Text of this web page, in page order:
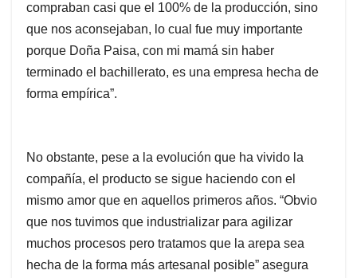
compraban casi que el 100% de la producción, sino
que nos aconsejaban, lo cual fue muy importante
porque Doña Paisa, con mi mamá sin haber
terminado el bachillerato, es una empresa hecha de
forma empírica”.
No obstante, pese a la evolución que ha vivido la
compañía, el producto se sigue haciendo con el
mismo amor que en aquellos primeros años. “Obvio
que nos tuvimos que industrializar para agilizar
muchos procesos pero tratamos que la arepa sea
hecha de la forma más artesanal posible” asegura